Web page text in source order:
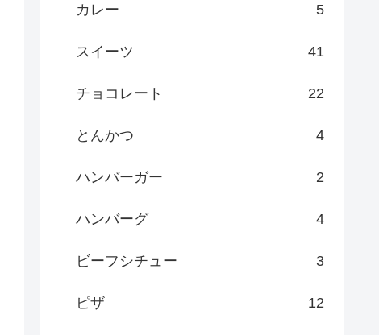
カレー 5
スイーツ 41
チョコレート 22
とんかつ 4
ハンバーガー 2
ハンバーグ 4
ビーフシチュー 3
ピザ 12